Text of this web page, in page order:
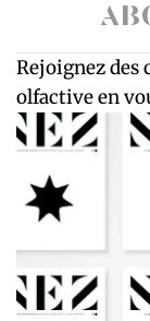
Rejoignez des
olfactive en